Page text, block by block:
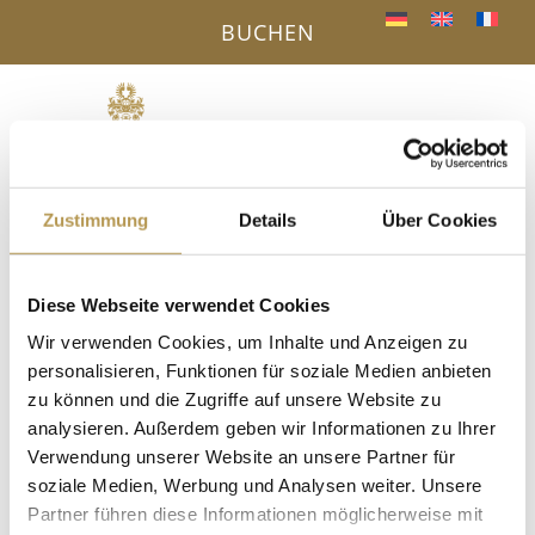
Zustimmung Details Über Cookies
Diese Webseite verwendet Cookies
Wir verwenden Cookies, um Inhalte und Anzeigen zu
personalisieren, Funktionen für soziale Medien anbieten
zu können und die Zugriffe auf unsere Website zu
analysieren. Außerdem geben wir Informationen zu Ihrer
Verwendung unserer Website an unsere Partner für
soziale Medien, Werbung und Analysen weiter. Unsere
Partner führen diese Informationen möglicherweise mit
IHR VORTEIL - DIREKTBUCHUNG ONLINE
a Menü
BUCHEN
Diese Veranstaltung hat bereits stattgefunden.
Gerbereiführung bei Trautwein in
Schiltach
22. Juli 2025, 11:00-12:00